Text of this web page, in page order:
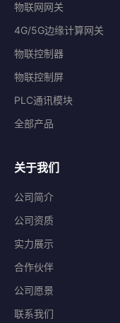
物联网网关
4G/5G边缘计算网关
物联控制器
物联控制屏
PLC通讯模块
全部产品
关于我们
公司简介
公司资质
实力展示
合作伙伴
公司愿景
联系我们